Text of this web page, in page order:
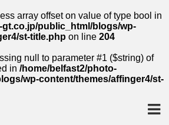
array offset on value of type bool in
public_html/blogs/wp-
st-title.php on line 204
null to parameter #1 ($string) of
in /home/belfast2/photo-
wp-content/themes/affinger4/st-